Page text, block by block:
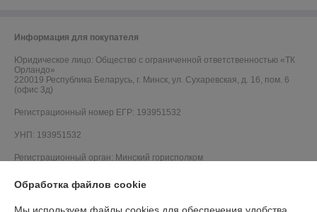
Информация для покупателя
Юридическое лицо: Общество с ограниченной ответственностью «ТК
Орландо»
220019 Республика Беларусь, г. Минск, ул. Сухаревская, д. 16, пом. 6
(офис 3д)
Регистрационный номер ЕГР: 193951532
УНП: 193951532
Регистрационный орган: Минский горисполком
Дата регистрации компании: 08.01.2026
Обработка файлов cookie